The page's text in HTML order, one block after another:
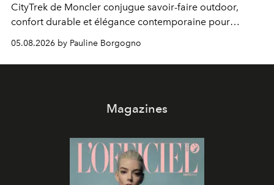
CityTrek de Moncler conjugue savoir-faire outdoor,
confort durable et élégance contemporaine pour
accompagner les explorations du quotidien.
05.08.2026 by Pauline Borgogno
Magazines